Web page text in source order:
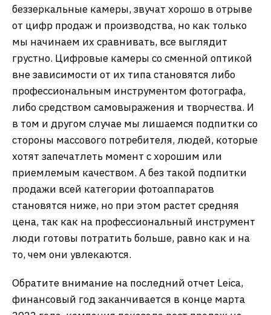
беззеркальные камеры, звучат хорошо в отрыве
от цифр продаж и производства, но как только
мы начинаем их сравнивать, все выглядит
грустно. Цифровые камеры со сменной оптикой
вне зависимости от их типа становятся либо
профессиональным инструментом фотографа,
либо средством самовыражения и творчества. И
в том и другом случае мы лишаемся подпитки со
стороны массового потребителя, людей, которые
хотят запечатлеть момент с хорошим или
приемлемым качеством. А без такой подпитки
продажи всей категории фотоаппаратов
становятся ниже, но при этом растет средняя
цена, так как на профессиональный инструмент
люди готовы потратить больше, равно как и на
то, чем они увлекаются.
Обратите внимание на последний отчет Leica,
финансовый год заканчивается в конце марта